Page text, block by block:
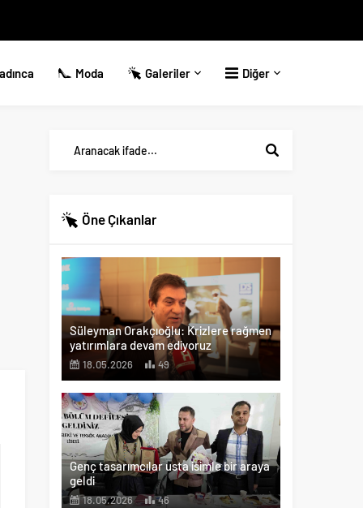
Moda Galeriler Diğer
Öne Çıkanlar
Süleyman Orakçıoğlu: Krizlere rağmen
yatırımlara devam ediyoruz
18.05.2026 49
Genç tasarımcılar usta isimle bir araya
geldi
18.05.2026 46